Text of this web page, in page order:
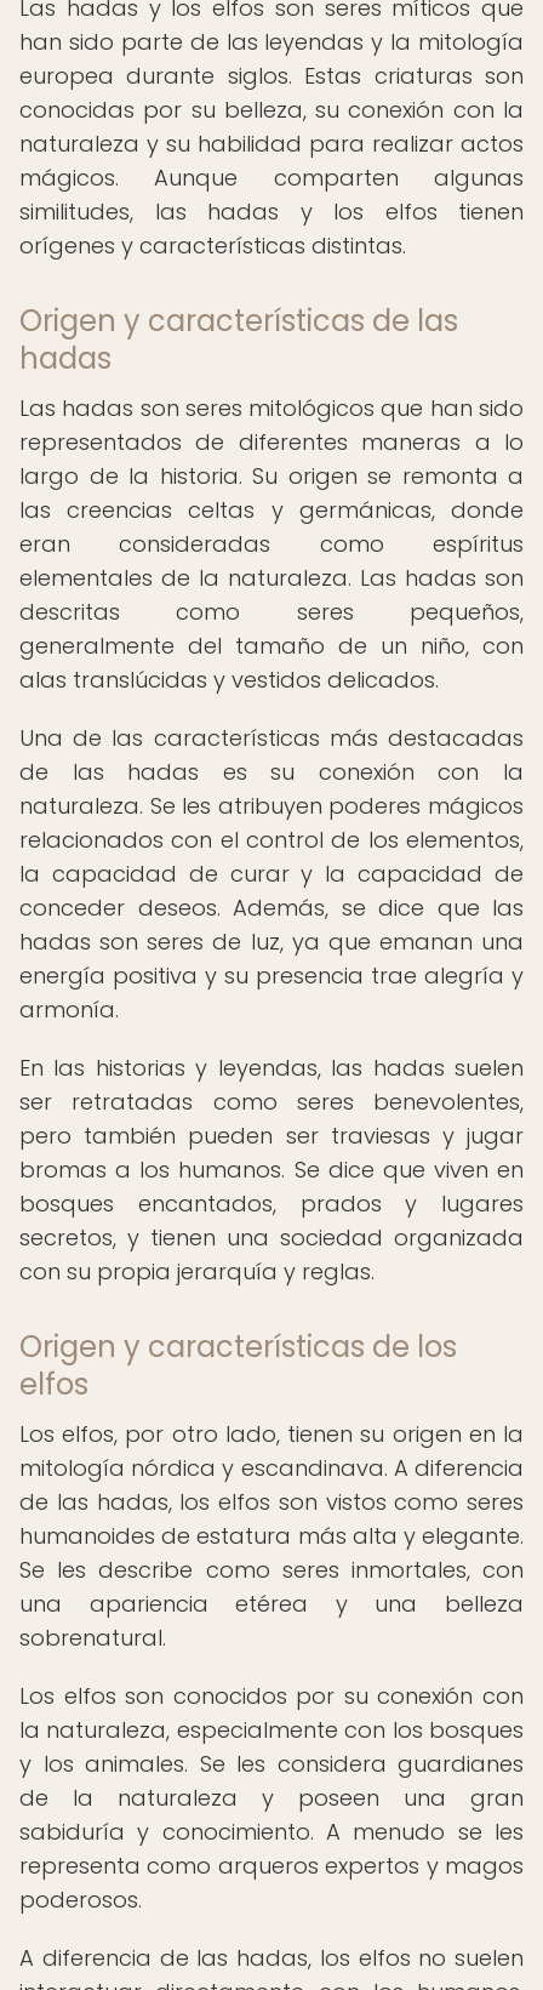
Las hadas y los elfos son seres míticos que
han sido parte de las leyendas y la mitología
europea durante siglos. Estas criaturas son
conocidas por su belleza, su conexión con la
naturaleza y su habilidad para realizar actos
mágicos. Aunque comparten algunas
similitudes, las hadas y los elfos tienen
orígenes y características distintas.
Origen y características de las
hadas
Las hadas son seres mitológicos que han sido
representados de diferentes maneras a lo
largo de la historia. Su origen se remonta a
las creencias celtas y germánicas, donde
eran consideradas como espíritus
elementales de la naturaleza. Las hadas son
descritas como seres pequeños,
generalmente del tamaño de un niño, con
alas translúcidas y vestidos delicados.
Una de las características más destacadas
de las hadas es su conexión con la
naturaleza. Se les atribuyen poderes mágicos
relacionados con el control de los elementos,
la capacidad de curar y la capacidad de
conceder deseos. Además, se dice que las
hadas son seres de luz, ya que emanan una
energía positiva y su presencia trae alegría y
armonía.
En las historias y leyendas, las hadas suelen
ser retratadas como seres benevolentes,
pero también pueden ser traviesas y jugar
bromas a los humanos. Se dice que viven en
bosques encantados, prados y lugares
secretos, y tienen una sociedad organizada
con su propia jerarquía y reglas.
Origen y características de los
elfos
Los elfos, por otro lado, tienen su origen en la
mitología nórdica y escandinava. A diferencia
de las hadas, los elfos son vistos como seres
humanoides de estatura más alta y elegante.
Se les describe como seres inmortales, con
una apariencia etérea y una belleza
sobrenatural.
Los elfos son conocidos por su conexión con
la naturaleza, especialmente con los bosques
y los animales. Se les considera guardianes
de la naturaleza y poseen una gran
sabiduría y conocimiento. A menudo se les
representa como arqueros expertos y magos
poderosos.
A diferencia de las hadas, los elfos no suelen